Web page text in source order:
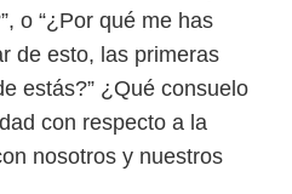
o “¿Por qué me has
de esto, las primeras
estás?” ¿Qué consuelo
con respecto a la
nosotros y nuestros